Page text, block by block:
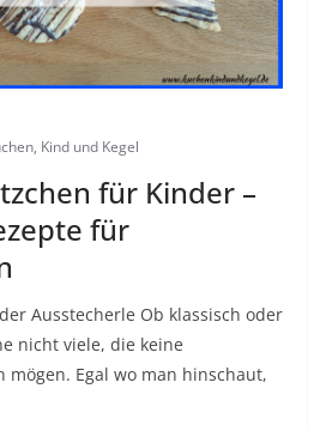
Kind und Kegel
für Kinder –
für
Ausstecherle Ob klassisch oder
nicht viele, die keine
mögen. Egal wo man hinschaut,